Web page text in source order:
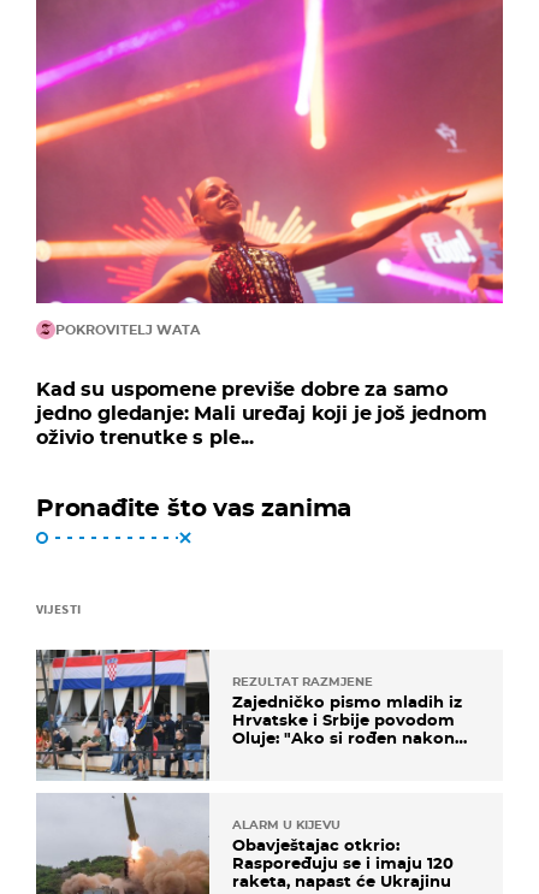
POKROVITELJ WATA
Kad su uspomene previše dobre za samo
jedno gledanje: Mali uređaj koji je još jednom
oživio trenutke s ple...
Pronađite što vas zanima
VIJESTI
REZULTAT RAZMJENE
Zajedničko pismo mladih iz
Hrvatske i Srbije povodom
Oluje: "Ako si rođen nakon
ALARM U KIJEVU
Obavještajac otkrio:
Raspoređuju se i imaju 120
raketa, napast će Ukrajinu